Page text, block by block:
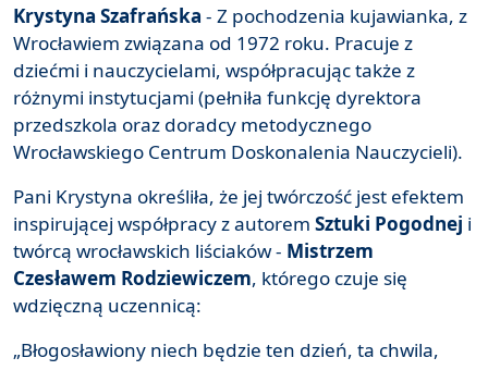
Krystyna Szafrańska - Z pochodzenia kujawianka, z
Wrocławiem związana od 1972 roku. Pracuje z
dziećmi i nauczycielami, współpracując także z
różnymi instytucjami (pełniła funkcję dyrektora
przedszkola oraz doradcy metodycznego
Wrocławskiego Centrum Doskonalenia Nauczycieli).
Pani Krystyna określiła, że jej twórczość jest efektem
inspirującej współpracy z autorem Sztuki Pogodnej i
twórcą wrocławskich liściaków - Mistrzem
Czesławem Rodziewiczem, którego czuje się
wdzięczną uczennicą:
„Błogosławiony niech będzie ten dzień, ta chwila,